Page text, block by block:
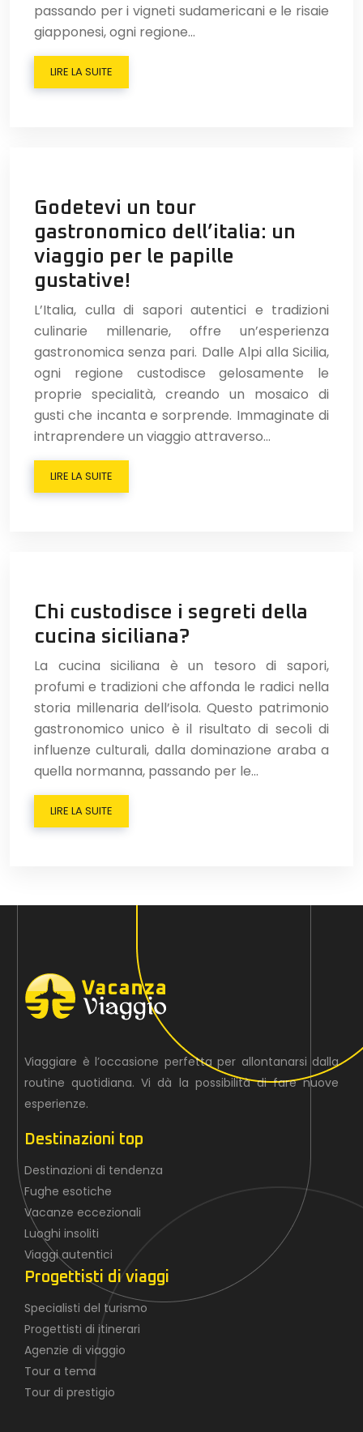
passando per i vigneti sudamericani e le risaie
giapponesi, ogni regione…
LIRE LA SUITE
Godetevi un tour
gastronomico dell’italia: un
viaggio per le papille
gustative!
L’Italia, culla di sapori autentici e tradizioni
culinarie millenarie, offre un’esperienza
gastronomica senza pari. Dalle Alpi alla Sicilia,
ogni regione custodisce gelosamente le
proprie specialità, creando un mosaico di
gusti che incanta e sorprende. Immaginate di
intraprendere un viaggio attraverso…
LIRE LA SUITE
Chi custodisce i segreti della
cucina siciliana?
La cucina siciliana è un tesoro di sapori,
profumi e tradizioni che affonda le radici nella
storia millenaria dell’isola. Questo patrimonio
gastronomico unico è il risultato di secoli di
influenze culturali, dalla dominazione araba a
quella normanna, passando per le…
LIRE LA SUITE
Viaggiare è l’occasione perfetta per allontanarsi dalla
routine quotidiana. Vi dà la possibilità di fare nuove
esperienze.
Destinazioni top
Destinazioni di tendenza
Fughe esotiche
Vacanze eccezionali
Luoghi insoliti
Viaggi autentici
Progettisti di viaggi
Specialisti del turismo
Progettisti di itinerari
Agenzie di viaggio
Tour a tema
Tour di prestigio